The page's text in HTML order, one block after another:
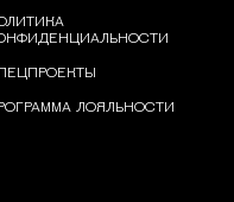
ЛОЯЛЬНОСТИ